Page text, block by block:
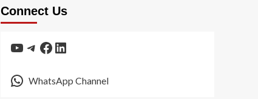
Connect Us
YouTube
Telegram
Facebook
LinkedIn
WhatsApp Channel